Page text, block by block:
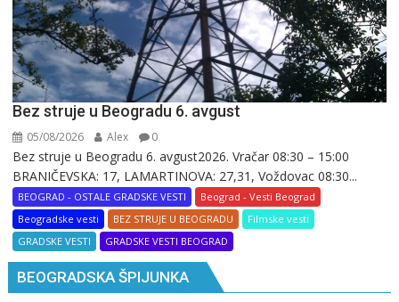
Bez struje u Beogradu 6. avgust
05/08/2026 Alex 0
Bez struje u Beogradu 6. avgust2026. Vračar 08:30 – 15:00
BRANIČEVSKA: 17, LAMARTINOVA: 27,31, Voždovac 08:30...
BEOGRAD - OSTALE GRADSKE VESTI
Beograd - Vesti Beograd
Beogradske vesti
BEZ STRUJE U BEOGRADU
Filmske vesti
GRADSKE VESTI
GRADSKE VESTI BEOGRAD
BEOGRADSKA ŠPIJUNKA